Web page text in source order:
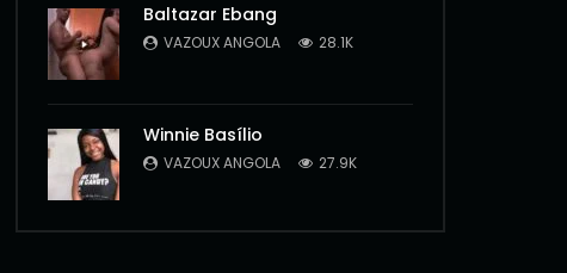
Baltazar Ebang
VAZOUX ANGOLA 28.1K
Winnie Basílio
VAZOUX ANGOLA 27.9K